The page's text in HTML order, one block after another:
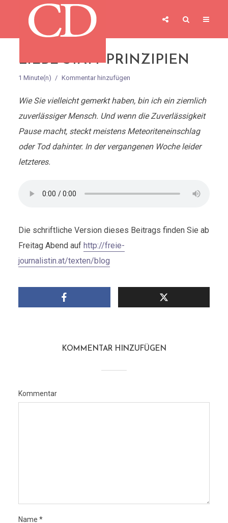
LIEBE STATT PRINZIPIEN
1 Minute(n) Kommentar hinzufügen
Wie Sie vielleicht gemerkt haben, bin ich ein ziemlich
zuverlässiger Mensch. Und wenn die Zuverlässigkeit
Pause macht, steckt meistens Meteoriteneinschlag
oder Tod dahinter. In der vergangenen Woche leider
letzteres.
Die schriftliche Version dieses Beitrags finden Sie ab
Freitag Abend auf http://freie-
journalistin.at/texten/blog
KOMMENTAR HINZUFÜGEN
Kommentar
Name *